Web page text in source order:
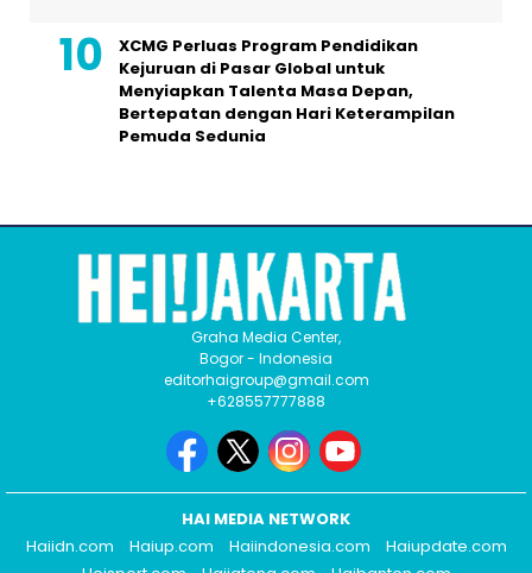
XCMG Perluas Program Pendidikan
Kejuruan di Pasar Global untuk
Menyiapkan Talenta Masa Depan,
Bertepatan dengan Hari Keterampilan
Pemuda Sedunia
Graha Media Center,
Bogor - Indonesia
editorhaigroup@gmail.com
+628557777888
HAI MEDIA NETWORK
Haiidn.com
Haiup.com Haiindonesia.com
Haiupdate.com